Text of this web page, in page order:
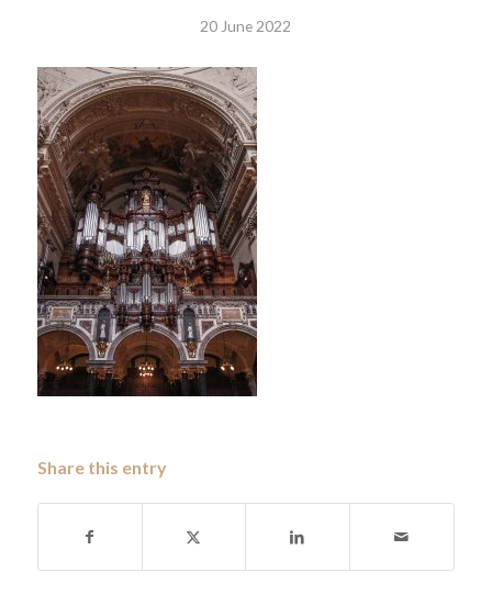
20 June 2022
Share this entry